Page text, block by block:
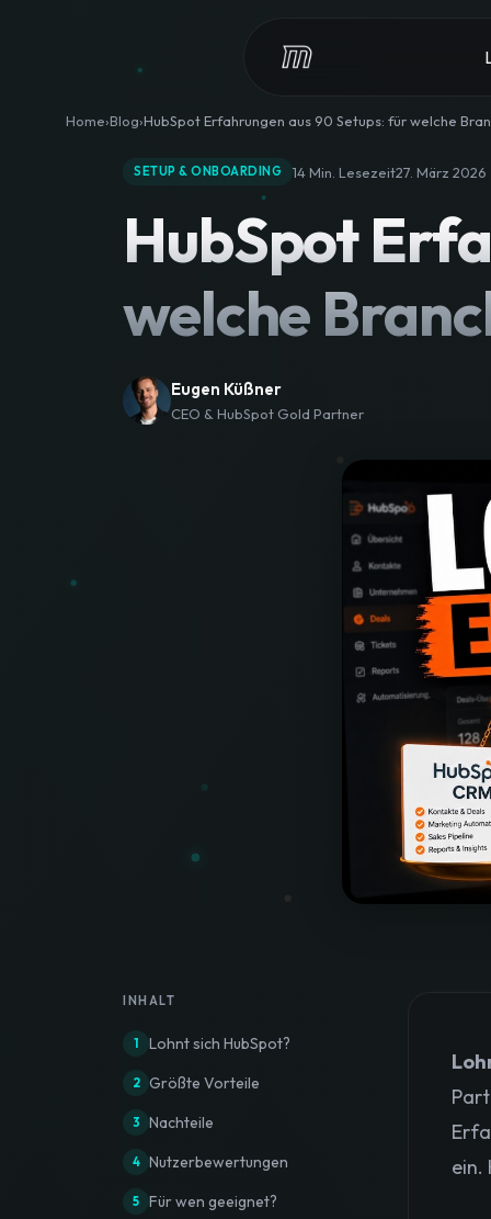
Home Blog HubSpot Erfahrungen aus 90 Setups: für welche
SETUP & ONBOARDING 14 Min. Lesezeit27. März 2026
HubSpot
welche
Eugen Küßner
CEO & HubSpot Gold Partner
INHALT
1 Lohnt sich HubSpot?
2 Größte Vorteile
3 Nachteile
4 Nutzerbewertungen
5 Für wen geeignet?
ein.